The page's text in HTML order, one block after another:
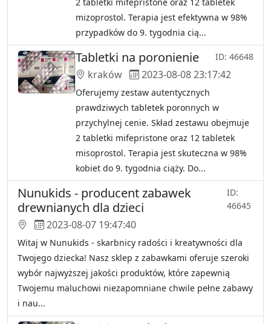
mizoprostol. Terapia jest efektywna w 98%
przypadków do 9. tygodnia cią...
Tabletki na poronienie ID: 46648
kraków 2023-08-08 23:17:42
Oferujemy zestaw autentycznych
prawdziwych tabletek poronnych w
przychylnej cenie. Skład zestawu obejmuje
2 tabletki mifepristone oraz 12 tabletek
misoprostol. Terapia jest skuteczna w 98%
kobiet do 9. tygodnia ciąży. Do...
Nunukids - producent zabawek
drewnianych dla dzieci
ID:
46645
2023-08-07 19:47:40
Witaj w Nunukids - skarbnicy radości i kreatywności dla
Twojego dziecka! Nasz sklep z zabawkami oferuje szeroki
wybór najwyższej jakości produktów, które zapewnią
Twojemu maluchowi niezapomniane chwile pełne zabawy
i nau...